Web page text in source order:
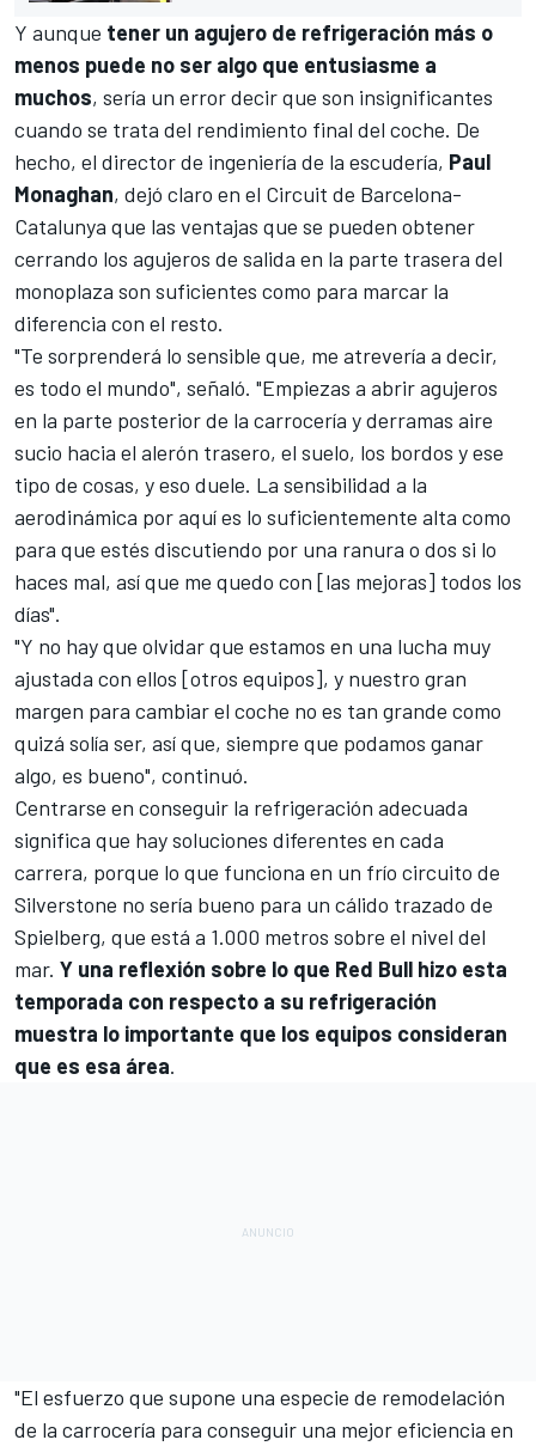
Y aunque tener un agujero de refrigeración más o
menos puede no ser algo que entusiasme a
muchos, sería un error decir que son insignificantes
cuando se trata del rendimiento final del coche. De
hecho, el director de ingeniería de la escudería, Paul
Monaghan, dejó claro en el Circuit de Barcelona-
Catalunya que las ventajas que se pueden obtener
cerrando los agujeros de salida en la parte trasera del
monoplaza son suficientes como para marcar la
diferencia con el resto.
"Te sorprenderá lo sensible que, me atrevería a decir,
es todo el mundo", señaló. "Empiezas a abrir agujeros
en la parte posterior de la carrocería y derramas aire
sucio hacia el alerón trasero, el suelo, los bordos y ese
tipo de cosas, y eso duele. La sensibilidad a la
aerodinámica por aquí es lo suficientemente alta como
para que estés discutiendo por una ranura o dos si lo
haces mal, así que me quedo con [las mejoras] todos los
días".
"Y no hay que olvidar que estamos en una lucha muy
ajustada con ellos [otros equipos], y nuestro gran
margen para cambiar el coche no es tan grande como
quizá solía ser, así que, siempre que podamos ganar
algo, es bueno", continuó.
Centrarse en conseguir la refrigeración adecuada
significa que hay soluciones diferentes en cada
carrera, porque lo que funciona en un frío circuito de
Silverstone no sería bueno para un cálido trazado de
Spielberg, que está a 1.000 metros sobre el nivel del
mar. Y una reflexión sobre lo que Red Bull hizo esta
temporada con respecto a su refrigeración
muestra lo importante que los equipos consideran
que es esa área.
"El esfuerzo que supone una especie de remodelación
de la carrocería para conseguir una mejor eficiencia en